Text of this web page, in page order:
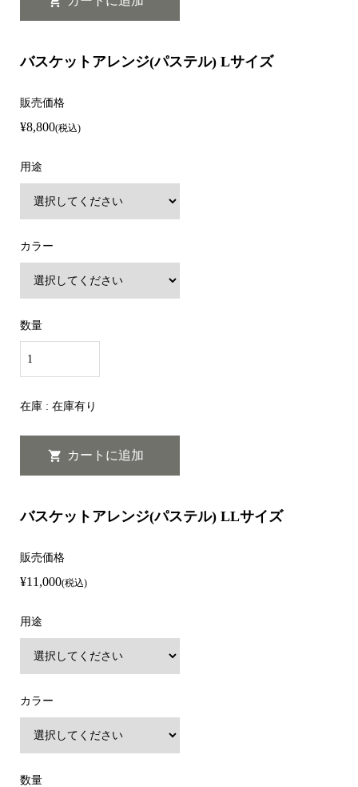
バスケットアレンジ(パステル) Lサイズ
販売価格
¥8,800(税込)
用途
カラー
数量
在庫 : 在庫有り
バスケットアレンジ(パステル) LLサイズ
販売価格
¥11,000(税込)
用途
カラー
数量